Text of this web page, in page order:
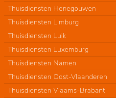
Thuisdiensten Henegouwen
Thuisdiensten Limburg
Thuisdiensten Luik
Thuisdiensten Luxemburg
Thuisdiensten Namen
Thuisdiensten Oost-Vlaanderen
Thuisdiensten Vlaams-Brabant